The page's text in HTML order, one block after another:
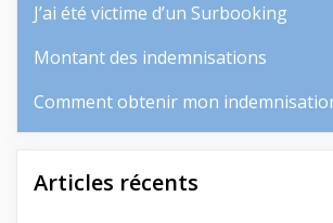
J’ai été victime d’un Surbooking
Montant des indemnisations
Comment obtenir mon
Articles récents